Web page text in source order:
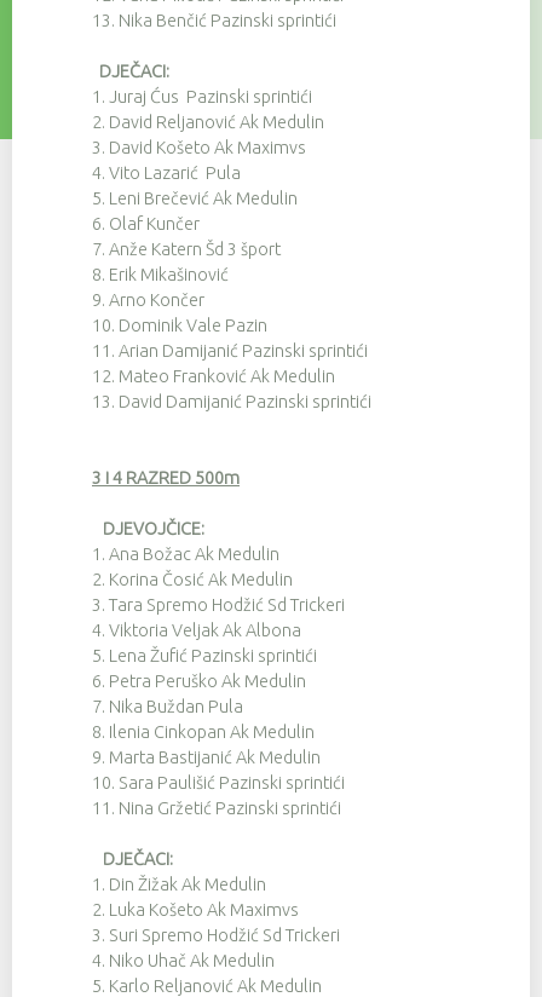
13. Nika Benčić Pazinski sprintići
DJEČACI:
1. Juraj Ćus Pazinski sprintići
2. David Reljanović Ak Medulin
3. David Košeto Ak Maximvs
4. Vito Lazarić Pula
5. Leni Brečević Ak Medulin
6. Olaf Kunčer
7. Anže Katern Šd 3 šport
8. Erik Mikašinović
9. Arno Končer
10. Dominik Vale Pazin
11. Arian Damijanić Pazinski sprintići
12. Mateo Franković Ak Medulin
13. David Damijanić Pazinski sprintići
3 i 4 RAZRED 500m
DJEVOJČICE:
1. Ana Božac Ak Medulin
2. Korina Čosić Ak Medulin
3. Tara Spremo Hodžić Sd Trickeri
4. Viktoria Veljak Ak Albona
5. Lena Žufić Pazinski sprintići
6. Petra Peruško Ak Medulin
7. Nika Buždan Pula
8. Ilenia Cinkopan Ak Medulin
9. Marta Bastijanić Ak Medulin
10. Sara Paulišić Pazinski sprintići
11. Nina Gržetić Pazinski sprintići
DJEČACI:
1. Din Žižak Ak Medulin
2. Luka Košeto Ak Maximvs
3. Suri Spremo Hodžić Sd Trickeri
4. Niko Uhač Ak Medulin
5. Karlo Reljanović Ak Medulin